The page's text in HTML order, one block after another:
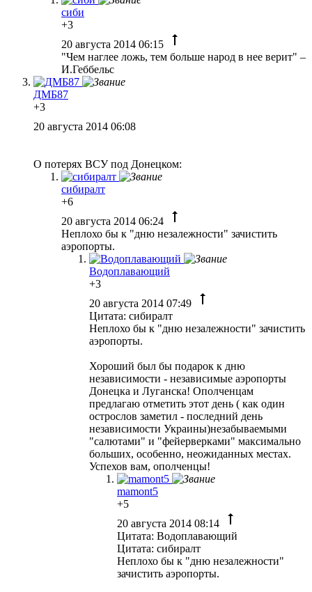
сиби
+3
20 августа 2014 06:15
"Чем наглее ложь, тем больше народ в нее верит" –
И.Геббельс
ДМБ87
+3
20 августа 2014 06:08
О потерях ВСУ под Донецком:
сибиралт
+6
20 августа 2014 06:24
Неплохо бы к "дню незалежности" зачистить
аэропорты.
Водоплавающий
+3
20 августа 2014 07:49
Цитата: сибиралт
Неплохо бы к "дню незалежности" зачистить
аэропорты.
Хороший был бы подарок к дню
независимости - независимые аэропорты
Донецка и Луганска! Ополченцам
предлагаю отметить этот день ( как один
острослов заметил - последний день
независимости Украины)незабываемыми
"салютами" и "фейерверками" максимально
больших, особенно, неожиданных местах.
Успехов вам, ополченцы!
mamont5
+5
20 августа 2014 08:14
Цитата: Водоплавающий
Цитата: сибиралт
Неплохо бы к "дню незалежности"
зачистить аэропорты.